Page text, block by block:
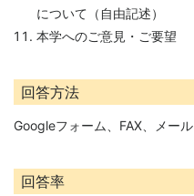
について（自由記述）
本学へのご意見・ご要望
回答方法
Googleフォーム、FAX、メール
回答率